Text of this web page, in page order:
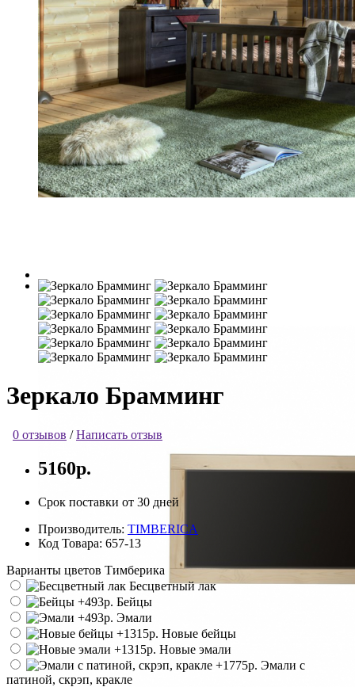
Зеркало Брамминг
0 отзывов /Написать отзыв
5160р.
Срок поставки от 30 дней
Производитель: TIMBERICA
Код Товара: 657-13
Варианты цветов Тимберика
Бесцветный лак
Бейцы
Эмали
Новые бейцы
Новые эмали
Эмали с
патиной, скрэп, кракле